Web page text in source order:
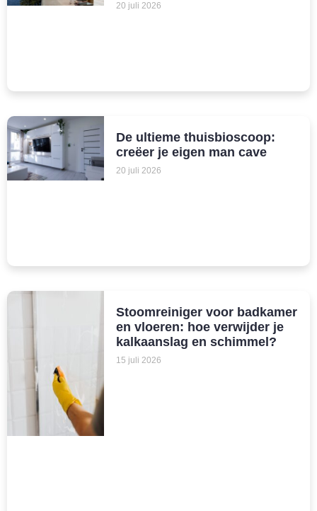
20 juli 2026
De ultieme thuisbioscoop:
creëer je eigen man cave
20 juli 2026
Stoomreiniger voor badkamer
en vloeren: hoe verwijder je
kalkaanslag en schimmel?
15 juli 2026